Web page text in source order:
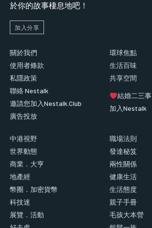
於你的故事棲息地吧！
加入分享
關於我們
使用者條款
私隱政策
聯絡 Nestalk
邀請您加入Nestalk.Club
廣告投放
環球焦點
生活百味
共享空間
結婚二三事
加入Nestalk
中港視野
世界動態
商業．大亨
地產經
幣圈．加密貨幣
科技迷
展覽．活動
職場法則
發達秘笈
兩性關係
健康生活
生活態度
親子手冊
毛孩大本營